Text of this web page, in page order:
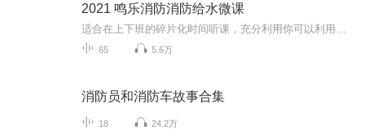
2021 鸣乐消防消防给水微课
65 5.6万
消防员和消防车故事合集
18 24.2万